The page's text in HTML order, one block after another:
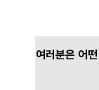
여러분은 어